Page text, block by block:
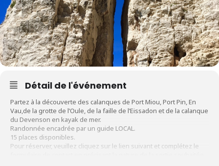
Détail de l'événement
Partez à la découverte des calanques de Port Miou, Port Pin, En
Vau,de la grotte de l’Oule, de la faille de l’Eissadon et de la calanque
du Devenson en kayak de mer.
Randonnée encadrée par un guide LOCAL.
15 places disponibles.
Pour réserver, veuillez cliquez sur le lien suivant et complétez le